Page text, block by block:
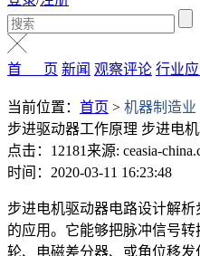
首 页 新闻 观察评论 行业应
当前位置： 首页 > 机器制造业
步进驱动器工作原理 步进电
点击：12181 来源: ceasia-
时间：2020-03-11 16:23:48
步进电机驱动器电路设计解
的应用。它能够把脉冲信号
轮、电磁差分器、或角位移